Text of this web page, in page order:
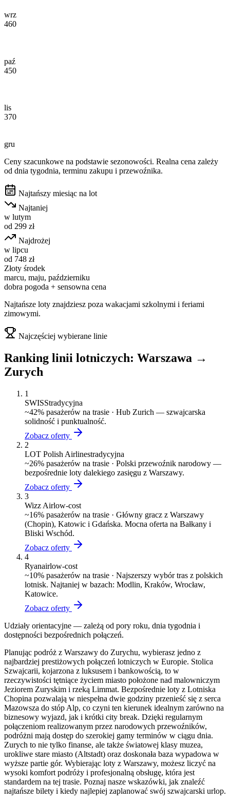
wrz
460
paź
450
lis
370
gru
Ceny szacunkowe na podstawie sezonowości. Realna cena zależy
od dnia tygodnia, terminu zakupu i przewoźnika.
Najtańszy miesiąc na lot
Najtaniej
w lutym
od 299 zł
Najdrożej
w lipcu
od 748 zł
Złoty środek
marcu, maju, październiku
dobra pogoda + sensowna cena
Najtańsze loty znajdziesz poza wakacjami szkolnymi i feriami
zimowymi.
Najczęściej wybierane linie
Ranking linii lotniczych: Warszawa →
Zurych
1
SWISStradycyjna
~42% pasażerów na trasie · Hub Zurich — szwajcarska
solidność i punktualność.
Zobacz oferty
2
LOT Polish Airlinestradycyjna
~26% pasażerów na trasie · Polski przewoźnik narodowy —
bezpośrednie loty dalekiego zasięgu z Warszawy.
Zobacz oferty
3
Wizz Airlow-cost
~16% pasażerów na trasie · Główny gracz z Warszawy
(Chopin), Katowic i Gdańska. Mocna oferta na Bałkany i
Bliski Wschód.
Zobacz oferty
4
Ryanairlow-cost
~10% pasażerów na trasie · Najszerszy wybór tras z polskich
lotnisk. Najtaniej w bazach: Modlin, Kraków, Wrocław,
Katowice.
Zobacz oferty
Udziały orientacyjne — zależą od pory roku, dnia tygodnia i
dostępności bezpośrednich połączeń.
Planując podróż z Warszawy do Zurychu, wybierasz jedno z
najbardziej prestiżowych połączeń lotniczych w Europie. Stolica
Szwajcarii, kojarzona z luksusem i bankowością, to w
rzeczywistości tętniące życiem miasto położone nad malowniczym
Jeziorem Zuryskim i rzeką Limmat. Bezpośrednie loty z Lotniska
Chopina pozwalają w niespełna dwie godziny przenieść się z serca
Mazowsza do stóp Alp, co czyni ten kierunek idealnym zarówno na
biznesowy wyjazd, jak i krótki city break. Dzięki regularnym
połączeniom realizowanym przez narodowych przewoźników,
podróżni mają dostęp do szerokiej gamy terminów w ciągu dnia.
Zurych to nie tylko finanse, ale także światowej klasy muzea,
urokliwe stare miasto (Altstadt) oraz doskonała baza wypadowa w
wyższe partie gór. Wybierając loty z Warszawy, możesz liczyć na
wysoki komfort podróży i profesjonalną obsługę, która jest
standardem na tej trasie. Poznaj nasze wskazówki, jak znaleźć
najtańsze bilety i kiedy najlepiej zaplanować swój szwajcarski urlop.